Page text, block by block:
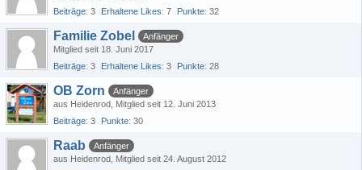
Beiträge 3 Erhaltene Likes 7 Punkte 32
Familie Zobel
Anfänger
Mitglied seit 18. Juni 2017
Beiträge 3 Erhaltene Likes 3 Punkte 28
OB Zorn
Anfänger
aus Heidenrod Mitglied seit 12. Juni 2013
Beiträge 3 Punkte 30
Raab
Anfänger
aus Heidenrod Mitglied seit 24. August 2012